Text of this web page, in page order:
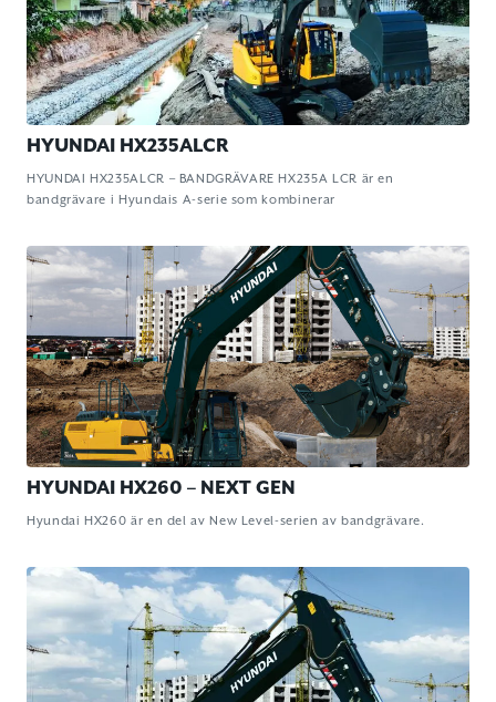
HYUNDAI HX235ALCR
HYUNDAI HX235ALCR – BANDGRÄVARE HX235A LCR är en
bandgrävare i Hyundais A-serie som kombinerar
HYUNDAI HX260 – NEXT GEN
Hyundai HX260 är en del av New Level-serien av bandgrävare.